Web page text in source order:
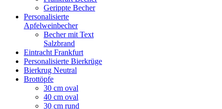
Gerippte Becher
Personalisierte
Apfelweinbecher
Becher mit Text
Salzbrand
Eintracht Frankfurt
Personalisierte Bierkrüge
Bierkrug Neutral
Brottöpfe
30 cm oval
40 cm oval
30 cm rund